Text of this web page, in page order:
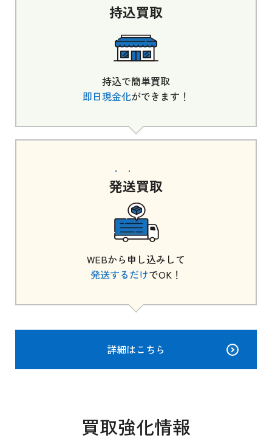
持込買取
持込で簡単買取
即日現金化ができます！
発送買取
WEBから申し込みして
発送するだけでOK！
詳細はこちら
買取強化情報